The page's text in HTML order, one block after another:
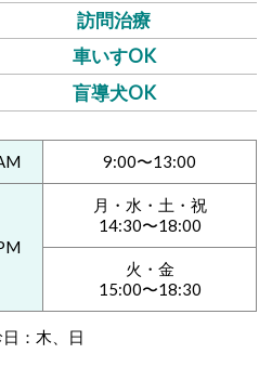
訪問治療
車いすOK
盲導犬OK
9:00〜13:00
月・水・土・祝
14:30〜18:00
火・金
15:00〜18:30
：木、日